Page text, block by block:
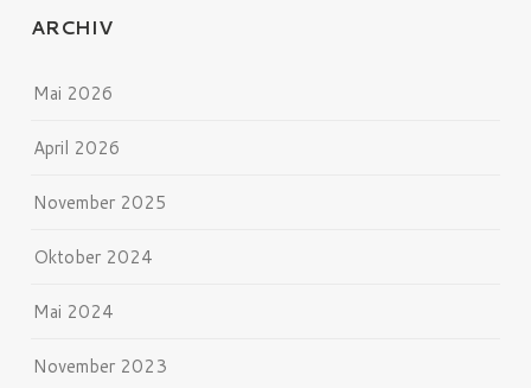
ARCHIV
Mai 2026
April 2026
November 2025
Oktober 2024
Mai 2024
November 2023